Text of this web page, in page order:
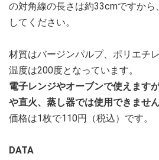
の対角線の長さは約33cmですから
してください。
材質はバージンパルプ、ポリエチ
温度は200度となっています。
電子レンジやオーブンで使えます
や直火、蒸し器では使用できません
価格は1枚で110円（税込）です。
DATA